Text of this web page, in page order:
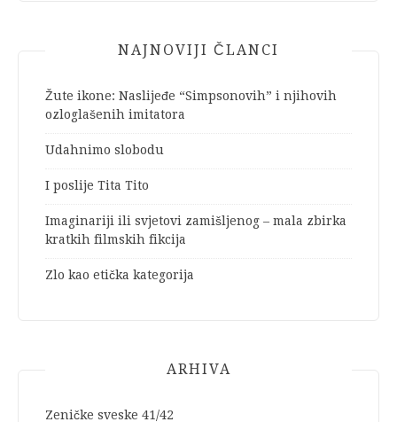
NAJNOVIJI ČLANCI
Žute ikone: Naslijeđe “Simpsonovih” i njihovih
ozloglašenih imitatora
Udahnimo slobodu
I poslije Tita Tito
Imaginariji ili svjetovi zamišljenog – mala zbirka
kratkih filmskih fikcija
Zlo kao etička kategorija
ARHIVA
Zeničke sveske 41/42